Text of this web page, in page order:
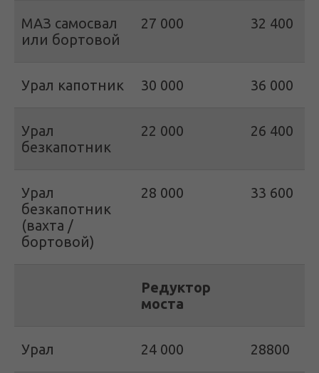
МАЗ самосвал
или бортовой
27 000 32 400
Урал капотник 30 000 36 000
Урал
безкапотник
22 000 26 400
Урал
безкапотник
(вахта /
бортовой)
28 000 33 600
Редуктор
моста
Урал 24 000 28800